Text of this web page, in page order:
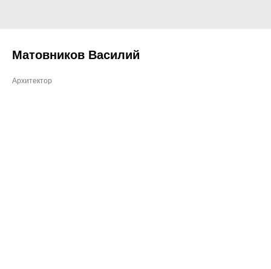
Матовников Василий
Архитектор